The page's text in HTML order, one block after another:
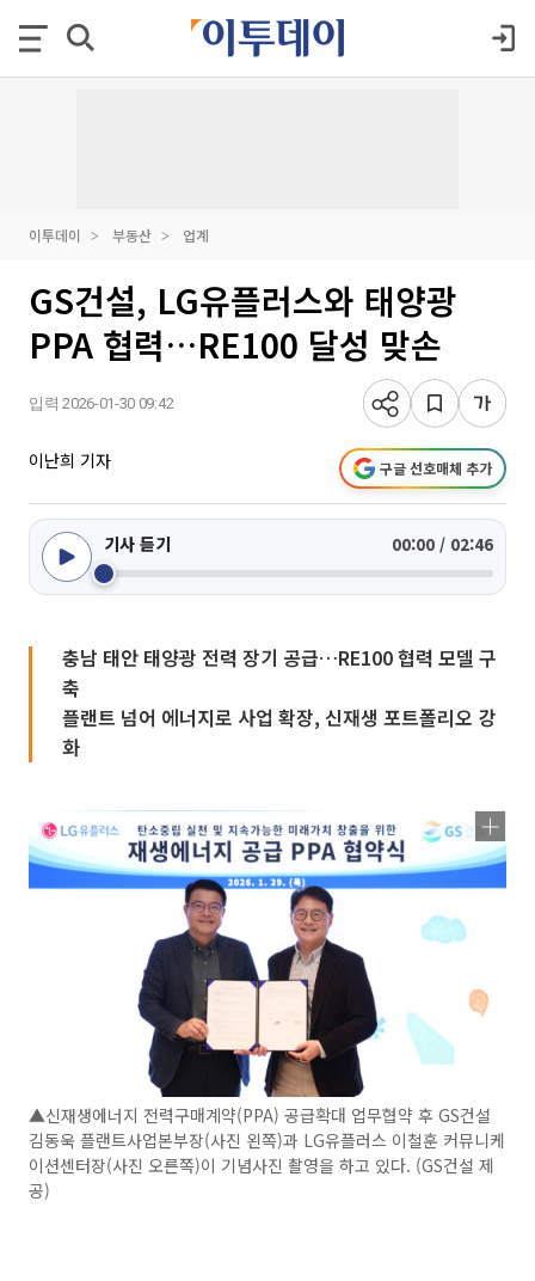
이투데이 부동산 업계
GS건설, LG유플러스와 태양광
PPA 협력…RE100 달성 맞손
입력 2026-01-30 09:42
이난희 기자 구글 선호매체 추가
기사 듣기 00:00 / 02:46
충남 태안 태양광 전력 장기 공급…RE100 협력 모델 구
축
플랜트 넘어 에너지로 사업 확장, 신재생 포트폴리오 강
화
▲신재생에너지 전력구매계약(PPA) 공급확대 업무협약 후 GS건설
김동욱 플랜트사업본부장(사진 왼쪽)과 LG유플러스 이철훈 커뮤니케
이션센터장(사진 오른쪽)이 기념사진 촬영을 하고 있다. (GS건설 제
공)